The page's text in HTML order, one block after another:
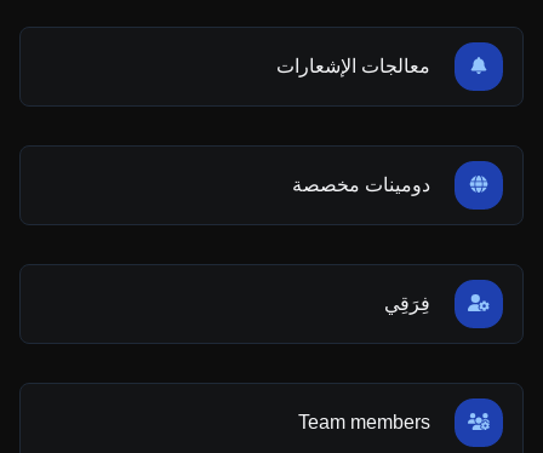
معالجات الإشعارات
دومينات مخصصة
فِرَقِي
Team members